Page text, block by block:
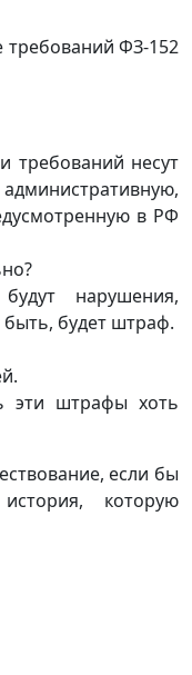
требований ФЗ-152
требований несут
в РФ
нарушения,
будет штраф.
эти штрафы хоть
если бы
которую